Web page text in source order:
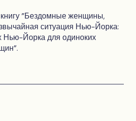
книгу "Бездомные женщины,
ситуация Нью-Йорка:
Нью-Йорка для одиноких